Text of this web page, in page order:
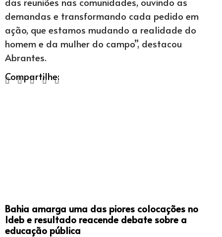
demandas e transformando cada pedido em
ação, que estamos mudando a realidade do
homem e da mulher do campo”, destacou
Abrantes.
Compartilhe:
Bahia amarga uma das piores colocações no
Ideb e resultado reacende debate sobre a
educação pública